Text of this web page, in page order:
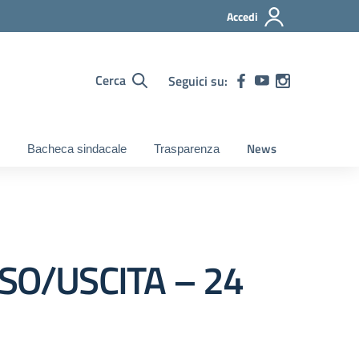
Accedi
Cerca Seguici su:
Bacheca sindacale Trasparenza News
USCITA – 24